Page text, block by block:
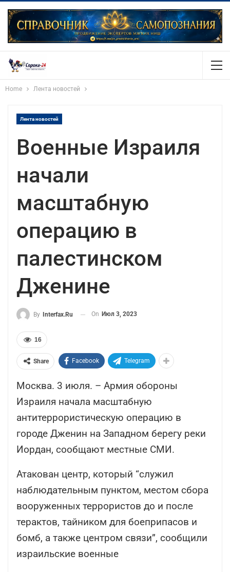
Home Лента новостей
Лента новостей
Военные Израиля
начали
масштабную
операцию в
палестинском
Дженине
By Interfax.ru On Июл 3, 2023
16
Share Facebook Telegram
Москва. 3 июля. – Армия обороны
Израиля начала масштабную
антитеррористическую операцию в
городе Дженин на Западном берегу реки
Иордан, сообщают местные СМИ.
Атакован центр, который “служил
наблюдательным пунктом, местом сбора
вооруженных террористов до и после
терактов, тайником для боеприпасов и
бомб, а также центром связи”, сообщили
израильские военные